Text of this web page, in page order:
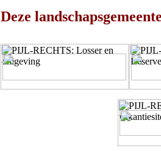
Deze